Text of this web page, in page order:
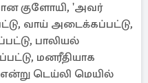
குளோயி, 'அவர்
வாய் அடைக்கப்பட்டு,
பாலியல்
மனரீதியாக
டெய்லி மெயில்